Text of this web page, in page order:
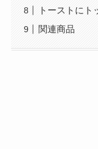
トーストにト
関連商品